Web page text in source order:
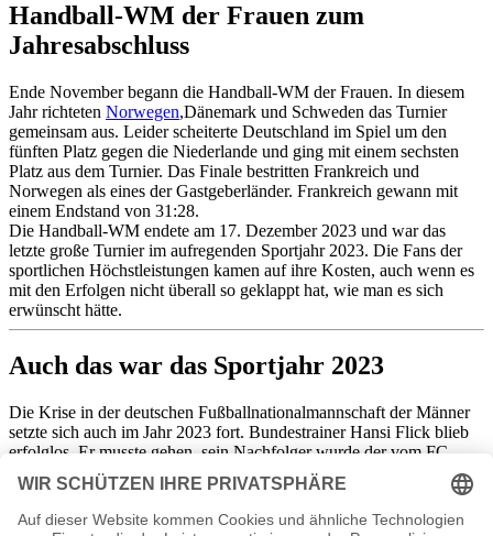
Handball-WM der Frauen zum
Jahresabschluss
Ende November begann die Handball-WM der Frauen. In diesem
Jahr richteten Norwegen,Dänemark und Schweden das Turnier
gemeinsam aus. Leider scheiterte Deutschland im Spiel um den
fünften Platz gegen die Niederlande und ging mit einem sechsten
Platz aus dem Turnier. Das Finale bestritten Frankreich und
Norwegen als eines der Gastgeberländer. Frankreich gewann mit
einem Endstand von 31:28.
Die Handball-WM endete am 17. Dezember 2023 und war das
letzte große Turnier im aufregenden Sportjahr 2023. Die Fans der
sportlichen Höchstleistungen kamen auf ihre Kosten, auch wenn es
mit den Erfolgen nicht überall so geklappt hat, wie man es sich
erwünscht hätte.
Auch das war das Sportjahr 2023
Die Krise in der deutschen Fußballnationalmannschaft der Männer
setzte sich auch im Jahr 2023 fort. Bundestrainer Hansi Flick blieb
erfolglos. Er musste gehen, sein Nachfolger wurde der vom FC
Bayern freigestellte Julian Nagelsmann. Nach einem
ausgezeichneten Spiel gegen Frankreich unter Einmal-Trainer Rudi
Völler startete Nagelsmann in den USA mit einem guten Erfolg.
Zurück in Deutschland wurde deutlich, dass die Krise bisher nicht